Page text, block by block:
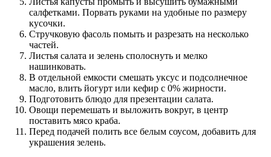
салфетками. Порвать руками на удобные по размеру
кусочки.
Стручковую фасоль помыть и разрезать на несколько
частей.
Листья салата и зелень сполоснуть и мелко
нашинковать.
В отдельной емкости смешать уксус и подсолнечное
масло, влить йогурт или кефир с 0% жирности.
Подготовить блюдо для презентации салата.
Овощи перемешать и выложить вокруг, в центр
поставить мясо краба.
Перед подачей полить все белым соусом, добавить для
украшения зелень.